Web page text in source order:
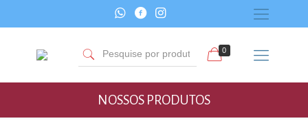
0
NOSSOS PRODUTOS